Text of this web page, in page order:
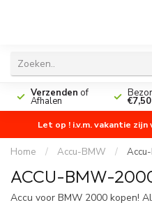
Verzenden of
Afhalen €7,50
Let op ! i.v.m. vakantie
Home / Accu-BMW /
ACCU-BMW-
Accu voor BMW 2000 kopen!